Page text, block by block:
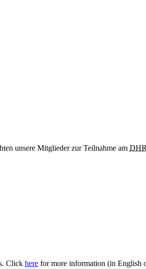
unsere Mitglieder zur Teilnahme am DHR
Click here for more information (in English